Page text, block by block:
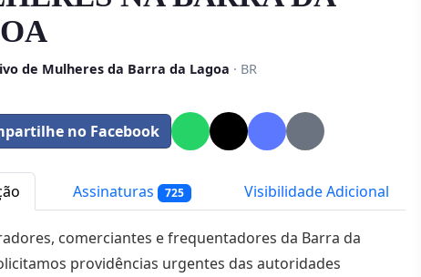
de Mulheres da Barra da Lagoa · BR
no Facebook
Assinaturas 725 Visibilidade Adicional
comerciantes e frequentadores da Barra da
providências urgentes das autoridades